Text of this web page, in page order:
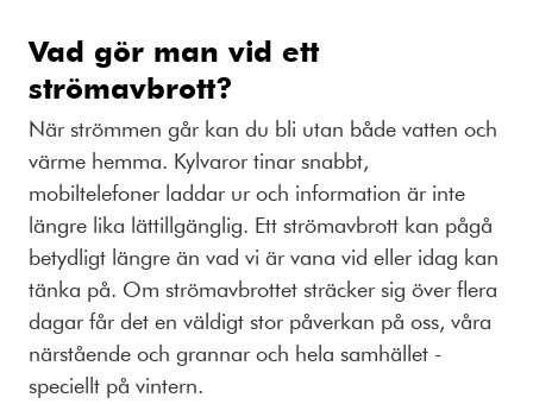
Vad gör man vid ett
strömavbrott?
När strömmen går kan du bli utan både vatten och
värme hemma. Kylvaror tinar snabbt,
mobiltelefoner laddar ur och information är inte
längre lika lättillgänglig. Ett strömavbrott kan pågå
betydligt längre än vad vi är vana vid eller idag kan
tänka på. Om strömavbrottet sträcker sig över flera
dagar får det en väldigt stor påverkan på oss, våra
närstående och grannar och hela samhället -
speciellt på vintern.